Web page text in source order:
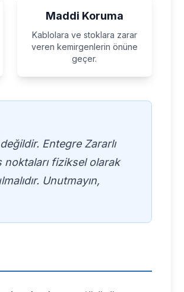
Maddi Koruma
Kablolara ve stoklara zarar
veren kemirgenlerin önüne
geçer.
Entegre Zararlı
fiziksel olarak
Unutmayın,